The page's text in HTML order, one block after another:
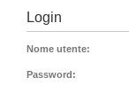
Login
Nome utente:
Password: